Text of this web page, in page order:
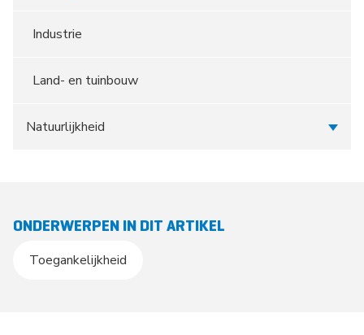
Industrie
Land- en tuinbouw
Natuurlijkheid
ONDERWERPEN IN DIT ARTIKEL
Toegankelijkheid